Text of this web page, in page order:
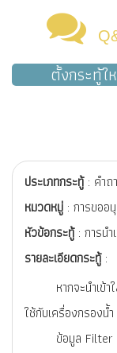
ตั้งกระทู้ใ
ประเภทกระทู้ : คำถ
หมวดหมู่ : การขอ
หัวข้อกระทู้ : การนำ
รายละเอียดกระทู้ :
หากจะนำเข้
ใช้กับเครื่องกรองน้
ข้อมูล Filter